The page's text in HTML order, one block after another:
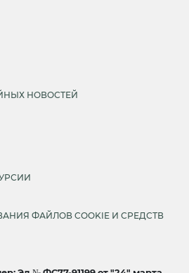
НОВОСТЕЙ
ФАЙЛОВ COOKIE И СРЕДСТВ